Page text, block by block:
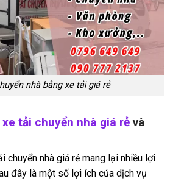
nhà bằng xe tải giá rẻ
xe tải chuyển nhà giá rẻvà
chuyển nhà giá rẻ mang lại nhiều lợi
đây là một số lợi ích của dịch vụ